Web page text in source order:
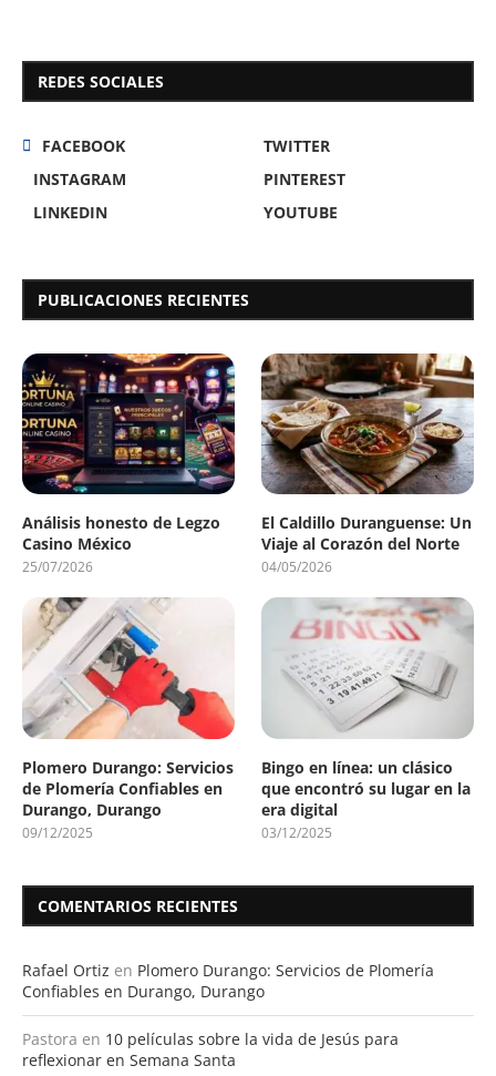
REDES SOCIALES
FACEBOOK
TWITTER
INSTAGRAM
PINTEREST
LINKEDIN
YOUTUBE
PUBLICACIONES RECIENTES
Análisis honesto de Legzo
Casino México
25/07/2026
El Caldillo Duranguense: Un
Viaje al Corazón del Norte
04/05/2026
Plomero Durango: Servicios
de Plomería Confiables en
Durango, Durango
09/12/2025
Bingo en línea: un clásico
que encontró su lugar en la
era digital
03/12/2025
COMENTARIOS RECIENTES
Rafael Ortiz en Plomero Durango: Servicios de Plomería
Confiables en Durango, Durango
Pastora en 10 películas sobre la vida de Jesús para
reflexionar en Semana Santa